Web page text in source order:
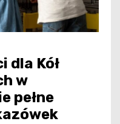
dla Kół
w
pełne